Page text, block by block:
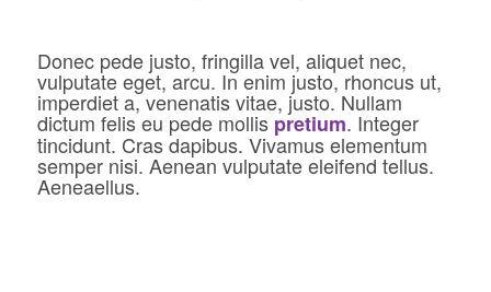
Donec pede justo, fringilla vel, aliquet nec,
vulputate eget, arcu. In enim justo, rhoncus ut,
imperdiet a, venenatis vitae, justo. Nullam
dictum felis eu pede mollis pretium. Integer
tincidunt. Cras dapibus. Vivamus elementum
semper nisi. Aenean vulputate eleifend tellus.
Aeneaellus.